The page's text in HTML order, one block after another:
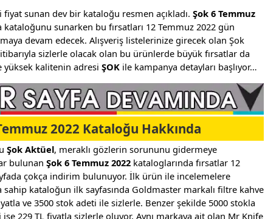
sunan dev bir kataloğu resmen açıkladı. Şok 6 Temmuz
kataloğunu sunarken bu fırsatları 12 Temmuz 2022 gün
devam edecek. Alışveriş listelerinize girecek olan Şok
sizlerle olacak olan bu ürünlerde büyük fırsatlar da
yüksek kalitenin adresi ŞOK ile kampanya detayları başlıyor…
2022 Kataloğu Hakkında
Şok Aktüel, meraklı gözlerin sorununu gidermeye
bulunan Şok 6 Temmuz 2022 kataloglarında fırsatlar 12
çokça indirim bulunuyor. İlk ürün ile incelemelere
sahip kataloğun ilk sayfasında Goldmaster markalı filtre kahve
ve 3500 stok adeti ile sizlerle. Benzer şekilde 5000 stokla
229 TL fiyatla sizlerle oluyor. Aynı markaya ait olan Mr Knife